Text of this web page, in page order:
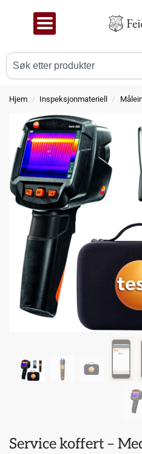
Hjem / Inspeksjonmateriell /
Service koffert –